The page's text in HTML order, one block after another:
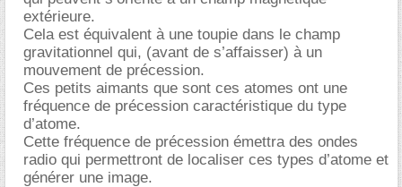
extérieure.
Cela est équivalent à une toupie dans le champ
gravitationnel qui, (avant de s’affaisser) à un
mouvement de précession.
Ces petits aimants que sont ces atomes ont une
fréquence de précession caractéristique du type
d’atome.
Cette fréquence de précession émettra des ondes
radio qui permettront de localiser ces types d’atome et
générer une image.